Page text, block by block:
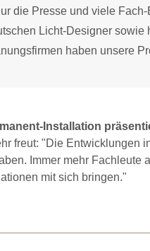
die Presse und viele
Licht-Designer sowie
haben unsere
Installation
freut: "Die Entwicklungen
Immer mehr Fachleute
mit sich bringen."